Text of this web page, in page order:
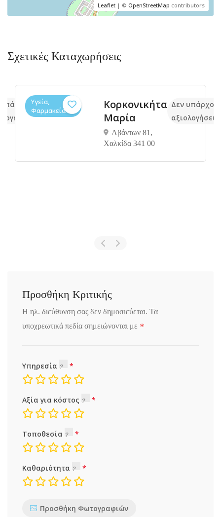
Leaflet | © OpenStreetMap contributors
Σχετικές Καταχωρήσεις
ακόμα
Υγεία,
Φαρμακεία
Κορκονικήτα
Μαρία
Αβάντων 81,
Χαλκίδα 341 00
Δεν
αξιολογήσεις
Προσθήκη Κριτικής
Η ηλ. διεύθυνση σας δεν δημοσιεύεται. Τα
υποχρεωτικά πεδία σημειώνονται με *
Υπηρεσία
Αξία για κόστος
Τοποθεσία
Καθαριότητα
Προσθήκη Φωτογραφιών